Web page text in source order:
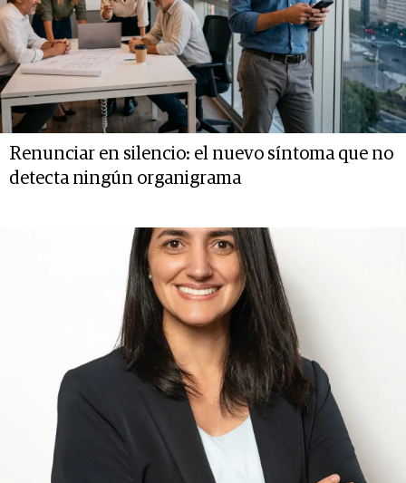
Renunciar en silencio: el nuevo síntoma que no
detecta ningún organigrama